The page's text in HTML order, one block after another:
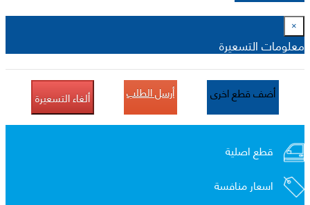
×
معلومات التسعيرة
أضف قطع اخرى أرسل الطلب ألغاء التسعيرة
قطع اصلية
اسعار منافسة